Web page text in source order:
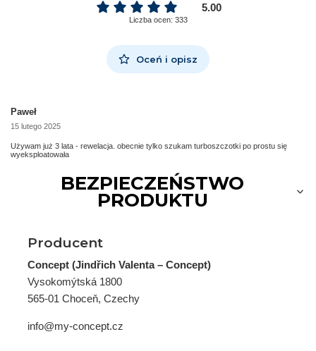
5.00
Liczba ocen: 333
Oceń i opisz
Paweł
15 lutego 2025
Używam już 3 lata - rewelacja. obecnie tylko szukam turboszczotki po prostu się
wyeksploatowała
BEZPIECZEŃSTWO
PRODUKTU
Producent
Concept (Jindřich Valenta – Concept)
Vysokomýtská 1800
565-01 Choceň, Czechy
info@my-concept.cz